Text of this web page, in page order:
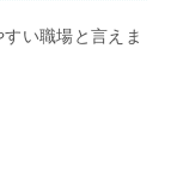
い職場と言えま